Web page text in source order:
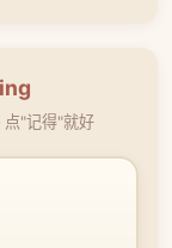
"记得"就好